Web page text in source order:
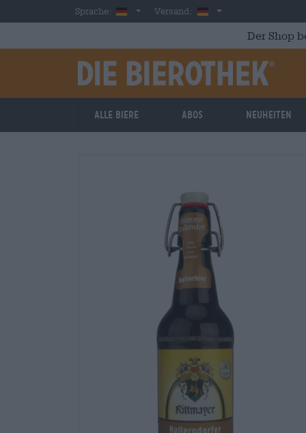
Skip to main contentSprache: GermanVersand: Deutschland
Der Shop
Alle Biere Abos Neuheiten